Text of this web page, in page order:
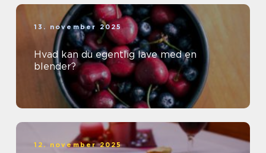
13. november 2025
Hvad kan du egentlig lave med en
blender?
12. november 2025